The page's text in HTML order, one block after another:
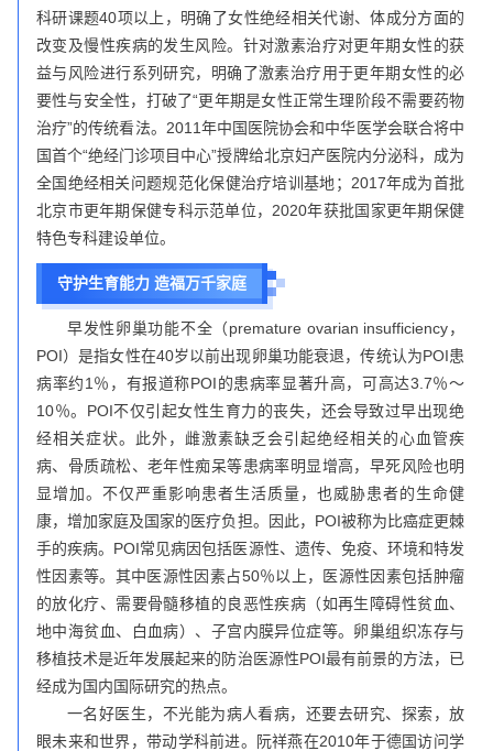
科研课题40项以上，明确了女性绝经相关代谢、体成分方面的
改变及慢性疾病的发生风险。针对激素治疗对更年期女性的获
益与风险进行系列研究，明确了激素治疗用于更年期女性的必
要性与安全性，打破了“更年期是女性正常生理阶段不需要药物
治疗”的传统看法。2011年中国医院协会和中华医学会联合将中
国首个“绝经门诊项目中心”授牌给北京妇产医院内分泌科，成为
全国绝经相关问题规范化保健治疗培训基地；2017年成为首批
北京市更年期保健专科示范单位，2020年获批国家更年期保健
特色专科建设单位。
守护生育能力 造福万千家庭
早发性卵巢功能不全（premature ovarian insufficiency，
POI）是指女性在40岁以前出现卵巢功能衰退，传统认为POI患
病率约1％，有报道称POI的患病率显著升高，可高达3.7％～
10％。POI不仅引起女性生育力的丧失，还会导致过早出现绝
经相关症状。此外，雌激素缺乏会引起绝经相关的心血管疾
病、骨质疏松、老年性痴呆等患病率明显增高，早死风险也明
显增加。不仅严重影响患者生活质量，也威胁患者的生命健
康，增加家庭及国家的医疗负担。因此，POI被称为比癌症更棘
手的疾病。POI常见病因包括医源性、遗传、免疫、环境和特发
性因素等。其中医源性因素占50％以上，医源性因素包括肿瘤
的放化疗、需要骨髓移植的良恶性疾病（如再生障碍性贫血、
地中海贫血、白血病）、子宫内膜异位症等。卵巢组织冻存与
移植技术是近年发展起来的防治医源性POI最有前景的方法，已
经成为国内国际研究的热点。
一名好医生，不光能为病人看病，还要去研究、探索，放
眼未来和世界，带动学科前进。阮祥燕在2010年于德国访问学